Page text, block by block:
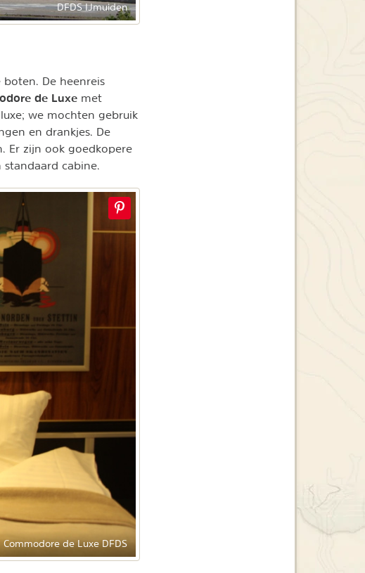
DFDS IJmuiden
De heenreis
de Luxe met
we mochten gebruik
en drankjes. De
Er zijn ook goedkopere
cabine.
Commodore de Luxe DFDS